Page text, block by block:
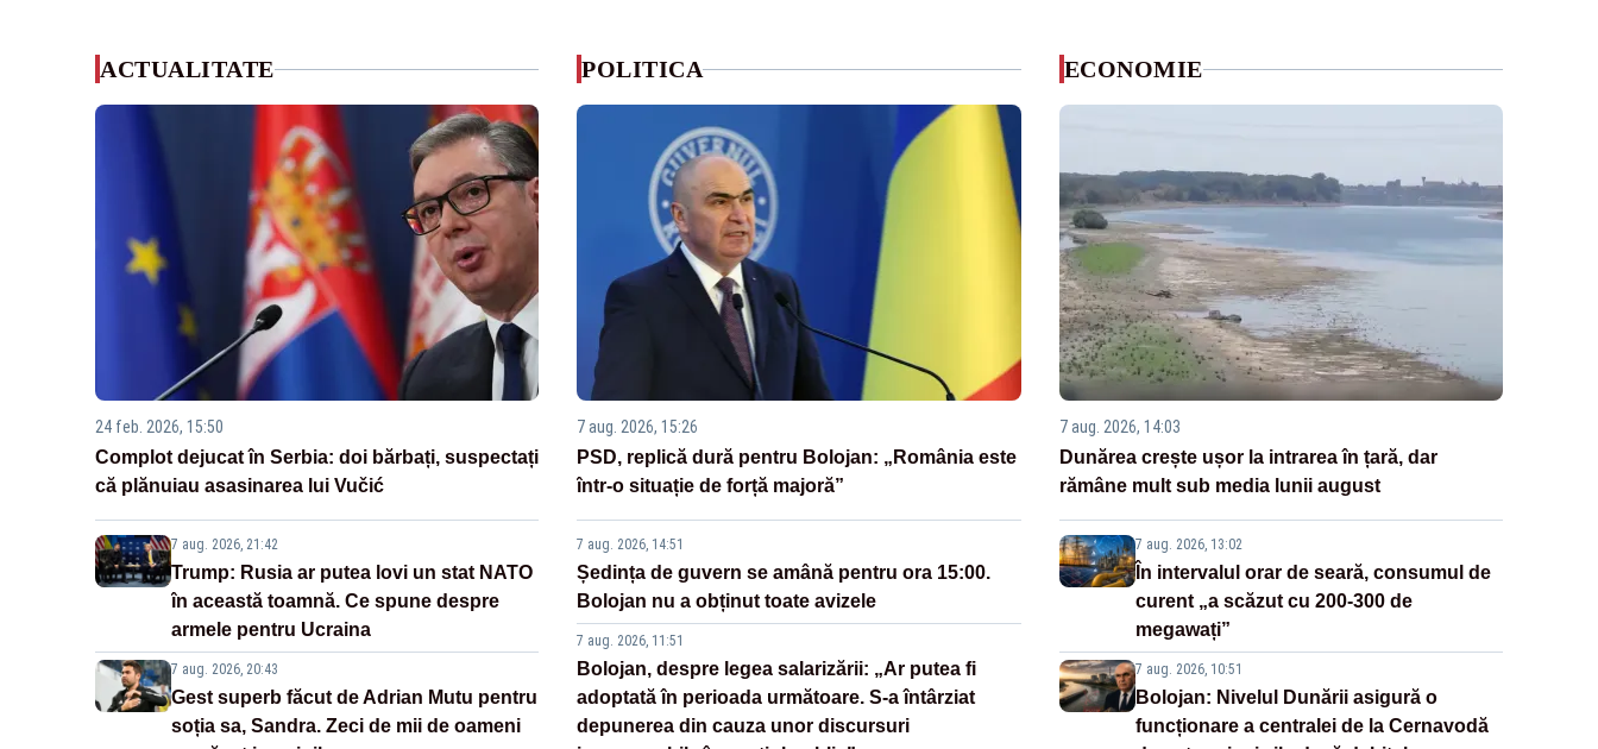
ACTUALITATE
24 feb. 2026, 15:50
Complot dejucat în Serbia: doi bărbați, suspectați
că plănuiau asasinarea lui Vučić
7 aug. 2026, 21:42
Trump: Rusia ar putea lovi un stat NATO
în această toamnă. Ce spune despre
armele pentru Ucraina
7 aug. 2026, 20:43
Gest superb făcut de Adrian Mutu pentru
soția sa, Sandra. Zeci de mii de oameni
POLITICA
7 aug. 2026, 15:26
PSD, replică dură pentru Bolojan: „România este
într-o situație de forță majoră”
7 aug. 2026, 14:51
Ședința de guvern se amână pentru ora 15:00.
Bolojan nu a obținut toate avizele
7 aug. 2026, 11:51
Bolojan, despre legea salarizării: „Ar putea fi
adoptată în perioada următoare. S-a întârziat
depunerea din cauza unor discursuri
ECONOMIE
7 aug. 2026, 14:03
Dunărea crește ușor la intrarea în țară, dar
rămâne mult sub media lunii august
7 aug. 2026, 13:02
În intervalul orar de seară, consumul de
curent „a scăzut cu 200-300 de
megawați”
7 aug. 2026, 10:51
Bolojan: Nivelul Dunării asigură o
funcționare a centralei de la Cernavodă